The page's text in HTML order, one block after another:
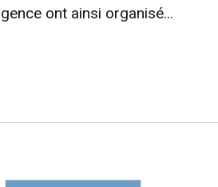
ont ainsi organisé...